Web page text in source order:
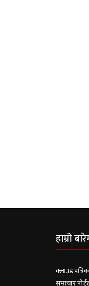
हाम्रो
क्लाउड
समाचार